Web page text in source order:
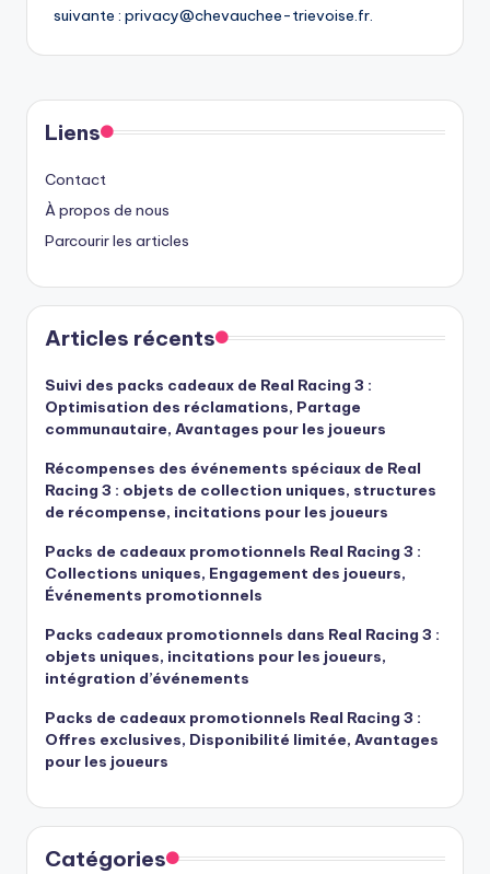
suivante : privacy@chevauchee-trievoise.fr
Liens
Contact
À propos de nous
Parcourir les articles
Articles récents
Suivi des packs cadeaux de Real Racing 3 :
Optimisation des réclamations, Partage
communautaire, Avantages pour les joueurs
Récompenses des événements spéciaux de Real
Racing 3 : objets de collection uniques, structures
de récompense, incitations pour les joueurs
Packs de cadeaux promotionnels Real Racing 3 :
Collections uniques, Engagement des joueurs,
Événements promotionnels
Packs cadeaux promotionnels dans Real Racing 3 :
objets uniques, incitations pour les joueurs,
intégration d’événements
Packs de cadeaux promotionnels Real Racing 3 :
Offres exclusives, Disponibilité limitée, Avantages
pour les joueurs
Catégories